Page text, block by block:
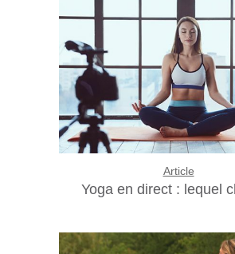
Article
Yoga en direct : lequel